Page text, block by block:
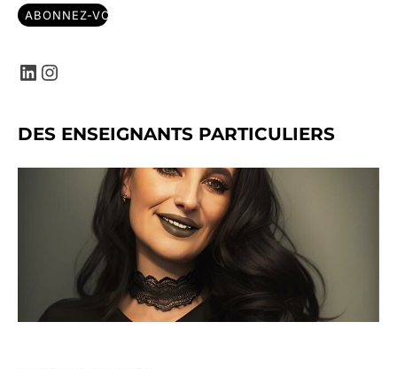
ABONNEZ-VOUS
LinkedIn
Instagram
DES ENSEIGNANTS PARTICULIERS